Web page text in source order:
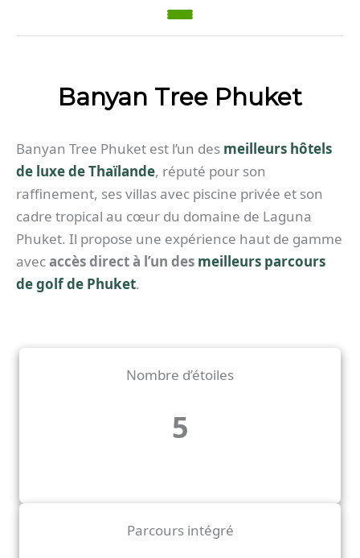
Banyan Tree Phuket
Banyan Tree Phuket est l’un des meilleurs hôtels
de luxe de Thaïlande, réputé pour son
raffinement, ses villas avec piscine privée et son
cadre tropical au cœur du domaine de Laguna
Phuket. Il propose une expérience haut de gamme
avecaccès direct à l’un des meilleurs parcours
de golf de Phuket.
Nombre d’étoiles
5
Parcours intégré